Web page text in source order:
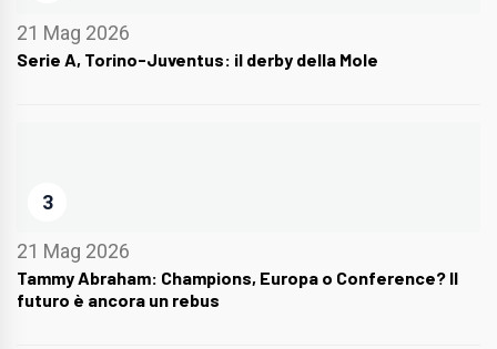
21 Mag 2026
Serie A, Torino-Juventus: il derby della Mole
3
21 Mag 2026
Tammy Abraham: Champions, Europa o Conference? Il
futuro è ancora un rebus